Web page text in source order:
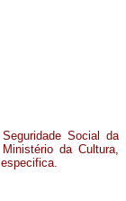
Social da
da Cultura,